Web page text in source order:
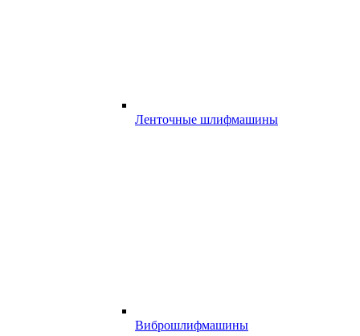
Ленточные шлифмашины
Виброшлифмашины